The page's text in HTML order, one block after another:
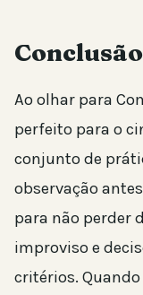
Conclusão
Ao olhar para
perfeito para o
conjunto de
observação
para não perder
improviso e
critérios.